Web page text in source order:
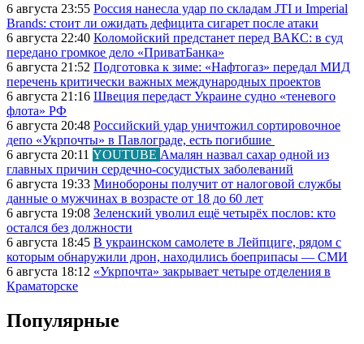
6 августа 23:55 Россия нанесла удар по складам JTI и Imperial
Brands: стоит ли ожидать дефицита сигарет после атаки
6 августа 22:40 Коломойский предстанет перед ВАКС: в суд
передано громкое дело «ПриватБанка»
6 августа 21:52 Подготовка к зиме: «Нафтогаз» передал МИД
перечень критически важных международных проектов
6 августа 21:16 Швеция передаст Украине судно «теневого
флота» РФ
6 августа 20:48 Российский удар уничтожил сортировочное
депо «Укрпочты» в Павлограде, есть погибшие
6 августа 20:11 YOUTUBE Амалян назвал сахар одной из
главных причин сердечно-сосудистых заболеваний
6 августа 19:33 Минобороны получит от налоговой службы
данные о мужчинах в возрасте от 18 до 60 лет
6 августа 19:08 Зеленский уволил ещё четырёх послов: кто
остался без должности
6 августа 18:45 В украинском самолете в Лейпциге, рядом с
которым обнаружили дрон, находились боеприпасы — СМИ
6 августа 18:12 «Укрпочта» закрывает четыре отделения в
Краматорске
Популярные